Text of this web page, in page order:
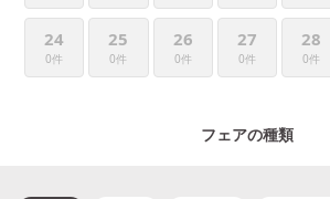
24
0件
25
0件
26
0件
27
0件
28
0件
フェアの種類